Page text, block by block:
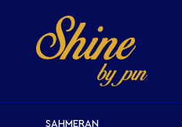
ŞAHMERAN